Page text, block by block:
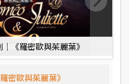
《羅密歐與茱麗葉》
密歐與茱麗葉》